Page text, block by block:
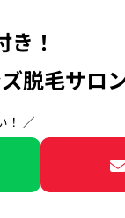
！
脱毛サロ